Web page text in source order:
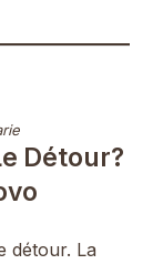
Détour?
détour. La